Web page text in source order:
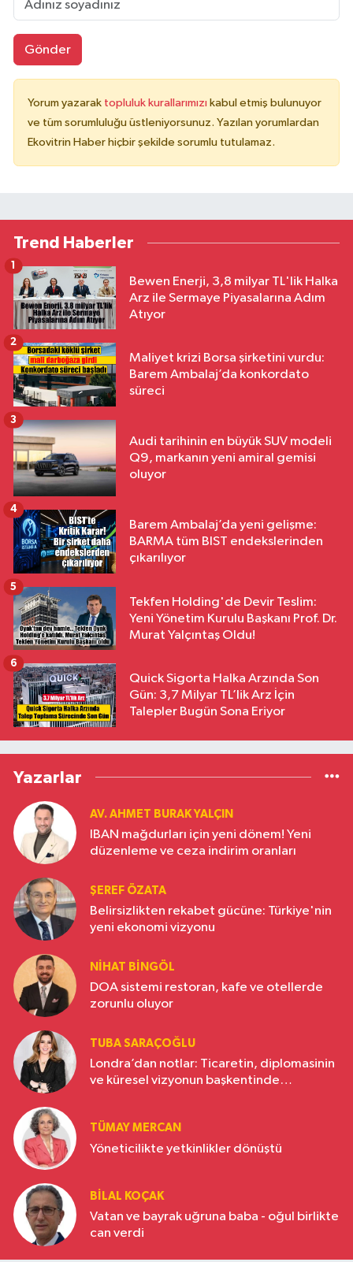
Gönder
Yorum yazarak topluluk kurallarımızı kabul etmiş bulunuyor
ve tüm sorumluluğu üstleniyorsunuz. Yazılan yorumlardan
Ekovitrin Haber hiçbir şekilde sorumlu tutulamaz.
Trend Haberler
Bewen Enerji, 3,8 milyar TL'lik Halka
Arz ile Sermaye Piyasalarına Adım
Atıyor
1
Maliyet krizi Borsa şirketini vurdu:
Barem Ambalaj’da konkordato
süreci
2
Audi tarihinin en büyük SUV modeli
Q9, markanın yeni amiral gemisi
oluyor
3
Barem Ambalaj’da yeni gelişme:
BARMA tüm BIST endekslerinden
çıkarılıyor
4
Tekfen Holding'de Devir Teslim:
Yeni Yönetim Kurulu Başkanı Prof. Dr.
Murat Yalçıntaş Oldu!
5
Quick Sigorta Halka Arzında Son
Gün: 3,7 Milyar TL’lik Arz İçin
Talepler Bugün Sona Eriyor
6
Yazarlar
AV. AHMET BURAK YALÇIN
IBAN mağdurları için yeni dönem! Yeni
düzenleme ve ceza indirim oranları
ŞEREF ÖZATA
Belirsizlikten rekabet gücüne: Türkiye'nin
yeni ekonomi vizyonu
NIHAT BINGÖL
DOA sistemi restoran, kafe ve otellerde
zorunlu oluyor
TUBA SARAÇOĞLU
Londra’dan notlar: Ticaretin, diplomasinin
ve küresel vizyonun başkentinde
TÜMAY MERCAN
Yöneticilikte yetkinlikler dönüştü
BILAL KOÇAK
Vatan ve bayrak uğruna baba - oğul birlikte
can verdi